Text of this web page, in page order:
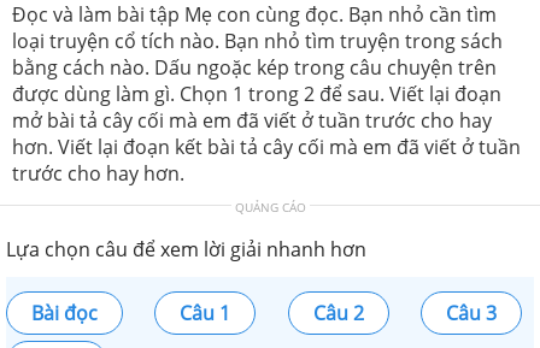
Đọc và làm bài tập Mẹ con cùng đọc. Bạn nhỏ cần tìm
loại truyện cổ tích nào. Bạn nhỏ tìm truyện trong sách
bằng cách nào. Dấu ngoặc kép trong câu chuyện trên
được dùng làm gì. Chọn 1 trong 2 để sau. Viết lại đoạn
mở bài tả cây cối mà em đã viết ở tuần trước cho hay
hơn. Viết lại đoạn kết bài tả cây cối mà em đã viết ở tuần
trước cho hay hơn.
QUẢNG CÁO
Lựa chọn câu để xem lời giải nhanh hơn
Bài đọc Câu 1 Câu 2
Câu 3